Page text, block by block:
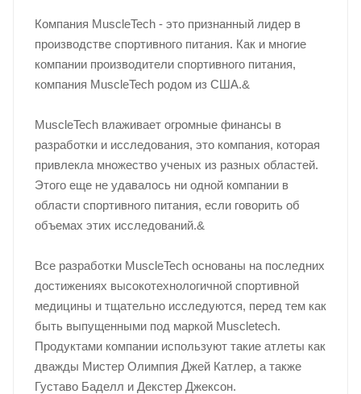
Компания MuscleTech - это признанный лидер в
производстве спортивного питания. Как и многие
компании производители спортивного питания,
компания MuscleTech родом из США.&
MuscleTech влаживает огромные финансы в
разработки и исследования, это компания, которая
привлекла множество ученых из разных областей.
Этого еще не удавалось ни одной компании в
области спортивного питания, если говорить об
объемах этих исследований.&
Все разработки MuscleTech основаны на последних
достижениях высокотехнологичной спортивной
медицины и тщательно исследуются, перед тем как
быть выпущенными под маркой Muscletech.
Продуктами компании используют такие атлеты как
дважды Мистер Олимпия Джей Катлер, а также
Густаво Баделл и Декстер Джексон.